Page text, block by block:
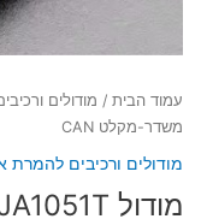
עמוד הבית / מודולים
משדר-מקלט CAN
מודולים ורכיבים להמרת
מודול TJA1051T משדר-מקלט CAN